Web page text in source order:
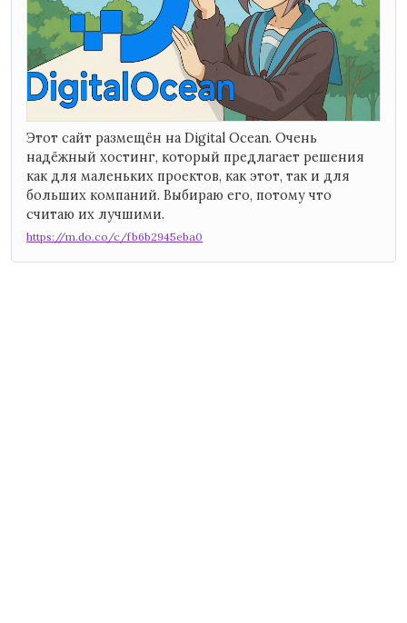
Этот сайт размещён на Digital Ocean. Очень
надёжный хостинг, который предлагает решения
как для маленьких проектов, как этот, так и для
больших компаний. Выбираю его, потому что
считаю их лучшими.
https://m.do.co/c/fb6b2945eba0